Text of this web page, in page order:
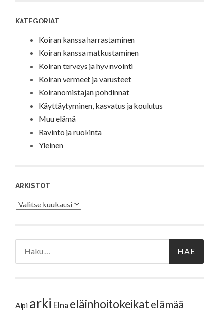
KATEGORIAT
Koiran kanssa harrastaminen
Koiran kanssa matkustaminen
Koiran terveys ja hyvinvointi
Koiran vermeet ja varusteet
Koiranomistajan pohdinnat
Käyttäytyminen, kasvatus ja koulutus
Muu elämä
Ravinto ja ruokinta
Yleinen
ARKISTOT
Arkistot
Alpi arki Elna eläinhoitokeikatelämää